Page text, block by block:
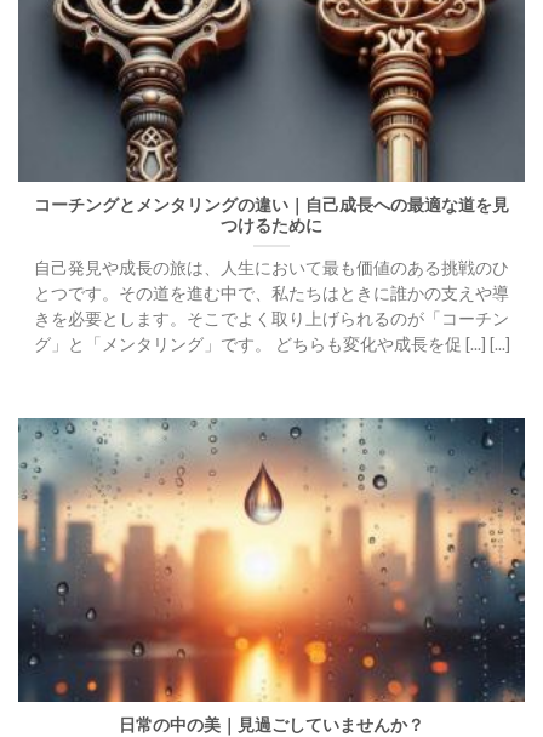
コーチングとメンタリングの違い｜自己成長への最適な道を見
つけるために
自己発見や成長の旅は、人生において最も価値のある挑戦のひ
とつです。その道を進む中で、私たちはときに誰かの支えや導
きを必要とします。そこでよく取り上げられるのが「コーチン
グ」と「メンタリング」です。 どちらも変化や成長を促 [...] [...]
日常の中の美｜見過ごしていませんか？